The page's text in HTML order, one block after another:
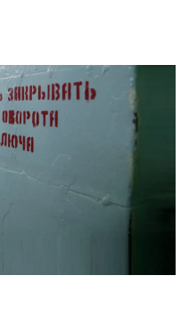
свое гражданство РФ